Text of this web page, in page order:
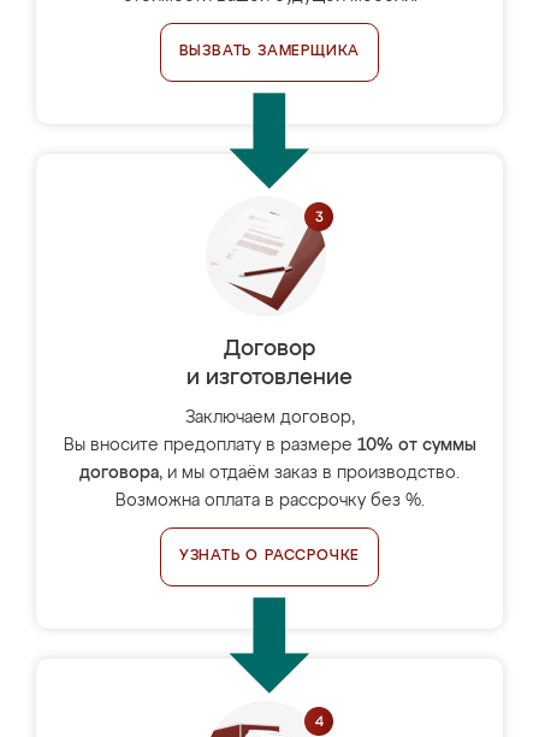
ВЫЗВАТЬ ЗАМЕРЩИКА
Договор
и изготовление
Заключаем договор,
Вы вносите предоплату в размере 10% от суммы
договора, и мы отдаём заказ в производство.
Возможна оплата в рассрочку без %.
УЗНАТЬ О РАССРОЧКЕ